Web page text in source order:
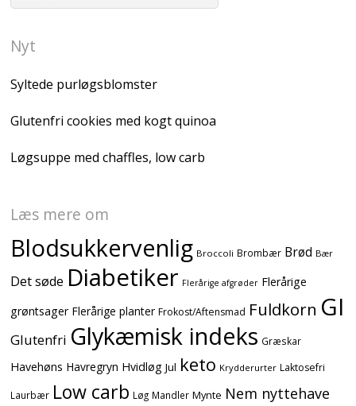
Nyt
Syltede purløgsblomster
Glutenfri cookies med kogt quinoa
Løgsuppe med chaffles, low carb
Læs mere om
Blodsukkervenlig Broccoli Brombær Brød Bær
Det søde Diabetiker Flerårige afgrøder Flerårige
grøntsager Flerårige planter Frokost/Aftensmad Fuldkorn GI
Glutenfri Glykæmisk indeks Græskar
Havehøns Havregryn Hvidløg Jul keto Krydderurter Laktosefri
Laurbær Low carb Løg Mandler Mynte Nem nyttehave